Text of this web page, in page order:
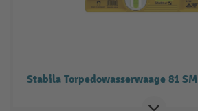
Stabila Torpedowasserwaage 81 SM